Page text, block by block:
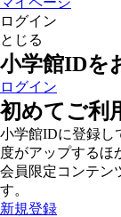
ログイン
とじる
小学館IDを
ログイン
初めてご利
小学館IDに登録し
度がアップするほ
会員限定コンテン
す。
新規登録